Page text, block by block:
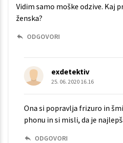
Vidim samo moške odzive. Kaj
ženska?
ODGOVORI
exdetektiv
25. 06. 2020 16.16
Ona si popravlja frizuro in
phonu in si misli, da je
ODGOVORI